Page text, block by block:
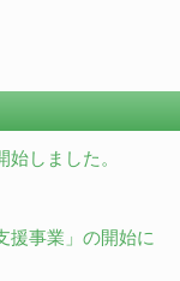
しました。
援事業」の開始に